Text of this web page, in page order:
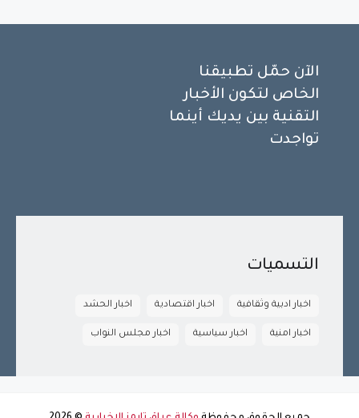
الآن حمّل تطبيقنا
الخاص لتكون الأخبار
التقنية بين يديك أينما
تواجدت
التسميات
اخبار ادبية وثقافية اخبار اقتصادية اخبار الحشد
اخبار امنية اخبار سياسية اخبار مجلس النواب